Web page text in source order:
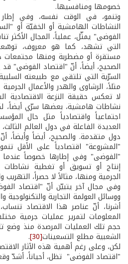
خصومها ومنافسيها.
وتنمو، في الوقت نفسه، وفي
النشاطات الهامشية أو الخفيّة أو
الفوضى" يمثّل، عملياً، المجال
التي تشهد، كما هو معروف،
مستقرة أو مضطربة ومنها مجتمعات
الصحيح، أيضاً، أنّ "اقتصاد الفوضى"
السرّية التي تلتقي مع طبيعته
مثلاً، الرشاوى والهدر والأعمال
لا تعكس حقيقة النزعة
نشاطات هامشية، بعضها سرّي أيضاً،
اجتماعياً واقتصادياً مثل حال
العديدة الفاعلة في دول العالم
دول متقدمة. والصحيح، أيضاً
"المشروعة" اقتصادياً على الأقل
"الفوضى" وفي إطارها خصوصاً
إنتاج أو تسويق أو تغطية
الجرمية ومنها، مثالاً لا حصراً، التهريب
وفي مجال آخر يتبيّن أنّ "اقتصاد
ووسائل العولمة التجارية والتكنولوجية
أشرنا، أنّ عناصر هذا الاقتصاد
المعلومات لتمرير عمليات جرمية
حجم تلك العمليات المرصدة منذ وضع
الشعبية مطلع التسعينات[30]
.
لكن، وعلى رغم أهمية هذه الآثار
"اقتصاد الفوضى" تظل، أحياناً، أشدّ